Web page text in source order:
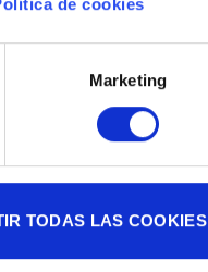
de cookies
Marketing
TODAS LAS COOKIES